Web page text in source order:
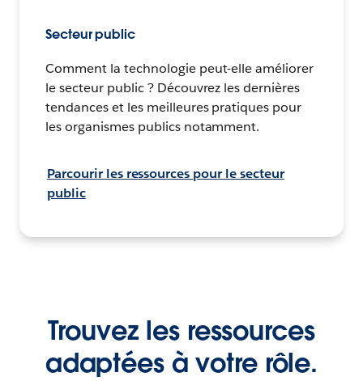
Secteur public
Comment la technologie peut-elle améliorer
le secteur public ? Découvrez les dernières
tendances et les meilleures pratiques pour
les organismes publics notamment.
Parcourir les ressources pour le secteur
public
Trouvez les ressources
adaptées à votre rôle.